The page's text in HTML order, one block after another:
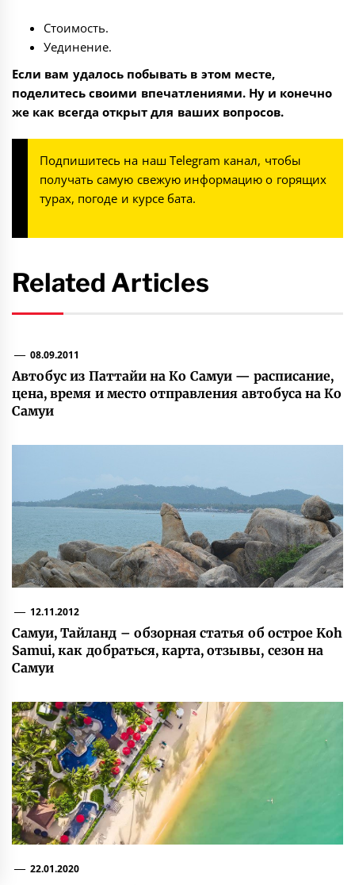
Стоимость.
Уединение.
Если вам удалось побывать в этом месте,
поделитесь своими впечатлениями. Ну и конечно
же как всегда открыт для ваших вопросов.
Подпишитесь на наш Telegram канал, чтобы
получать самую свежую информацию о горящих
турах, погоде и курсе бата.
Related Articles
08.09.2011
Автобус из Паттайи на Ко Самуи — расписание,
цена, время и место отправления автобуса на Ко
Самуи
12.11.2012
Самуи, Тайланд – обзорная статья об острое Koh
Samui, как добраться, карта, отзывы, сезон на
Самуи
22.01.2020